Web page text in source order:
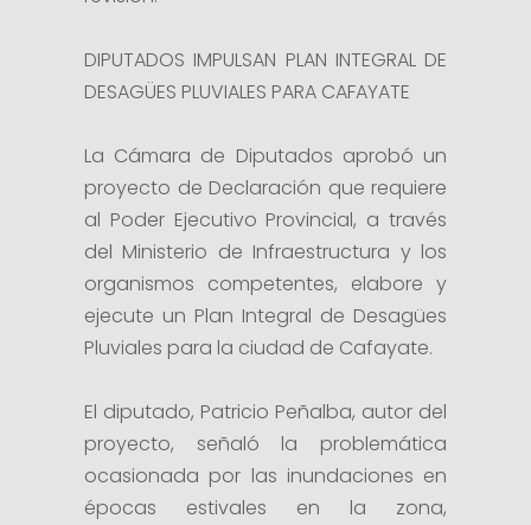
DIPUTADOS IMPULSAN PLAN INTEGRAL DE
DESAGÜES PLUVIALES PARA CAFAYATE
La Cámara de Diputados aprobó un
proyecto de Declaración que requiere
al Poder Ejecutivo Provincial, a través
del Ministerio de Infraestructura y los
organismos competentes, elabore y
ejecute un Plan Integral de Desagües
Pluviales para la ciudad de Cafayate.
El diputado, Patricio Peñalba, autor del
proyecto, señaló la problemática
ocasionada por las inundaciones en
épocas estivales en la zona,